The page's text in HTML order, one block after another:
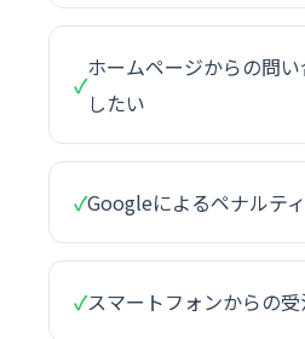
✓
ホームページからの問
したい
✓Googleによるペナルテ
✓スマートフォンからの